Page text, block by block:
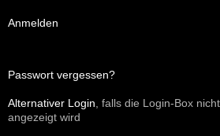
Anmelden
Passwort vergessen?
Alternativer Login , falls die Login-Box
angezeigt wird